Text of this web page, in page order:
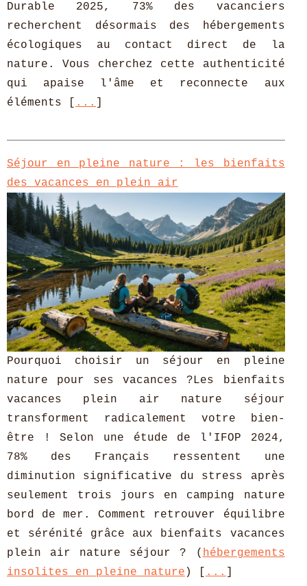
Durable 2025, 73% des vacanciers
recherchent désormais des hébergements
écologiques au contact direct de la
nature. Vous cherchez cette authenticité
qui apaise l'âme et reconnecte aux
éléments [
...
Séjour en pleine nature : les bienfaits
des vacances en plein air
Pourquoi choisir un séjour en pleine
nature pour ses vacances ?Les bienfaits
vacances plein air nature séjour
transforment radicalement votre bien-
être ! Selon une étude de l'IFOP 2024,
78% des Français ressentent une
diminution significative du stress après
seulement trois jours en camping nature
bord de mer. Comment retrouver équilibre
et sérénité grâce aux bienfaits vacances
plein air nature séjour ? ( hébergements
insolites en pleine nature ) [ ...